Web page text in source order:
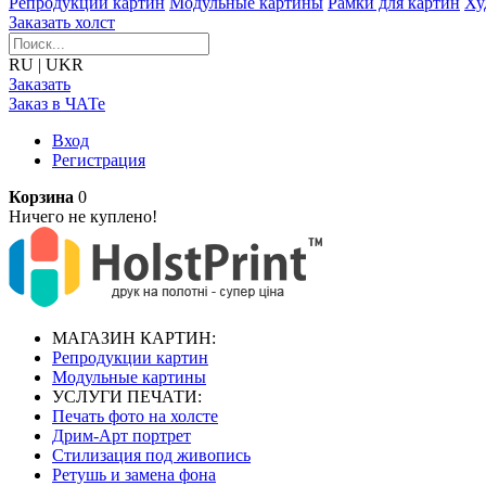
Заказать холст
RU | UKR
Заказать
Заказ в ЧАТе
Вход
Регистрация
Корзина 0
Ничего не куплено!
МАГАЗИН КАРТИН:
Репродукции картин
Модульные картины
УСЛУГИ ПЕЧАТИ:
Печать фото на холсте
Дрим-Арт портрет
Стилизация под живопись
Ретушь и замена фона